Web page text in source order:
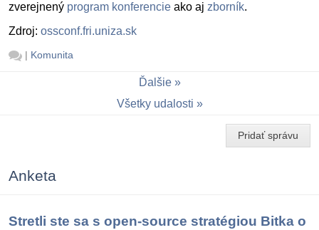
zverejnený program konferencie ako aj zborník.
Zdroj: ossconf.fri.uniza.sk
| Komunita
Ďalšie
Všetky udalosti
Pridať správu
Anketa
Stretli ste sa s open-source stratégiou Bitka o